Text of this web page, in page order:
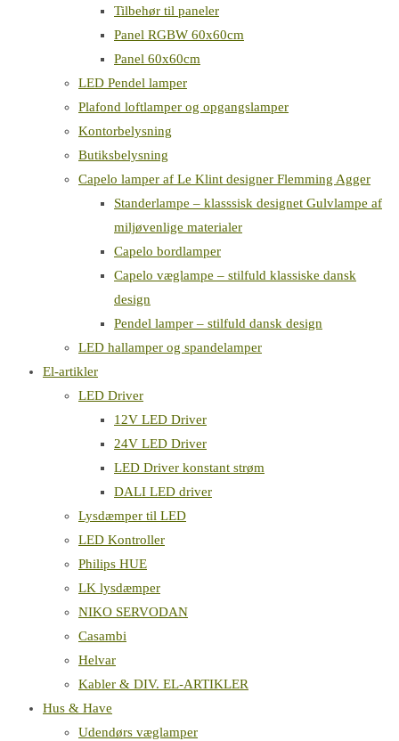
Tilbehør til paneler
Panel RGBW 60x60cm
Panel 60x60cm
LED Pendel lamper
Plafond loftlamper og opgangslamper
Kontorbelysning
Butiksbelysning
Capelo lamper af Le Klint designer Flemming Agger
Standerlampe – klasssisk designet Gulvlampe af
miljøvenlige materialer
Capelo bordlamper
Capelo væglampe – stilfuld klassiske dansk
design
Pendel lamper – stilfuld dansk design
LED hallamper og spandelamper
El-artikler
LED Driver
12V LED Driver
24V LED Driver
LED Driver konstant strøm
DALI LED driver
Lysdæmper til LED
LED Kontroller
Philips HUE
LK lysdæmper
NIKO SERVODAN
Casambi
Helvar
Kabler & DIV. EL-ARTIKLER
Hus & Have
Udendørs væglamper